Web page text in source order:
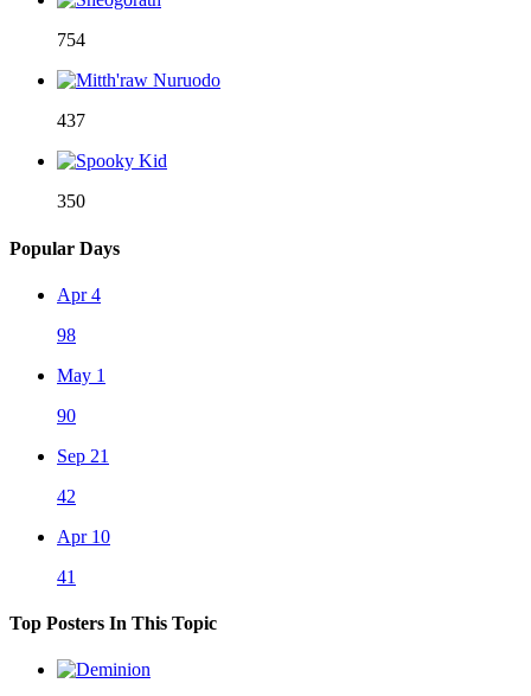
754
437
350
Popular Days
Apr 4
98
May 1
90
Sep 21
42
Apr 10
41
Top Posters In This Topic